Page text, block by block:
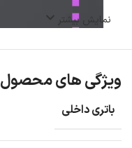
نمایش بیشتر
ویژگی های محصول
باتری داخلی